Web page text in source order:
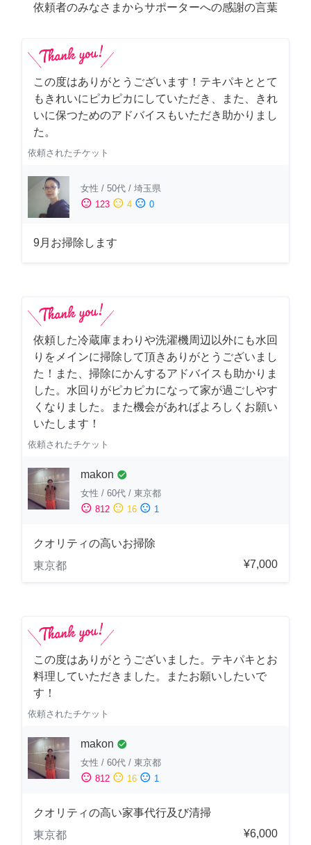
依頼者のみなさまからサポーターへの感謝の言葉
この度はありがとうございます！テキパキととて
もきれいにピカピカにしていただき、また、きれ
いに保つためのアドバイスもいただき助かりまし
た。
依頼されたチケット
女性 / 50代 / 埼玉県
sentiment_satisfied 123 sentiment_neutral 4 sentiment_dissatisfied 0
9月お掃除します
依頼した冷蔵庫まわりや洗濯機周辺以外にも水回
りをメインに掃除して頂きありがとうございまし
た！また、掃除にかんするアドバイスも助かりま
した。水回りがピカピカになって家が過ごしやす
くなりました。また機会があればよろしくお願い
いたします！
依頼されたチケット
makon check_circle
女性 / 60代 / 東京都
sentiment_satisfied 812 sentiment_neutral 16 sentiment_dissatisfied 1
クオリティの高いお掃除
東京都
¥7,000
この度はありがとうございました。テキパキとお
料理していただきました。またお願いしたいで
す！
依頼されたチケット
makon check_circle
女性 / 60代 / 東京都
sentiment_satisfied 812 sentiment_neutral 16 sentiment_dissatisfied 1
クオリティの高い家事代行及び清掃
東京都
¥6,000